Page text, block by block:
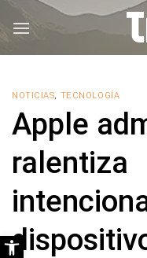
NOTICIAS, TECNOLOGÍA
Apple
ralentiza
Abrir barra de herramientas